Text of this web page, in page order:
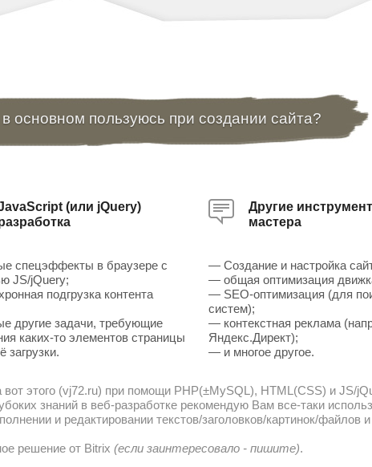
основном пользуюсь при создании сайта?
(или jQuery)
спецэффекты в браузере с
JS/jQuery;
подгрузка контента
другие задачи, требующие
каких-то элементов страницы
загрузки.
Другие
мастера
— Создание и настройка
— общая оптимизация
— SEO-оптимизация (для
систем);
— контекстная реклама
Яндекс.Директ);
— и многое другое.
вот этого (vj72.ru) при помощи PHP(±MySQL), HTML(CSS) и JS/
знаний в веб-разработке рекомендую Вам все-таки
и редактировании текстов/заголовков/картинок/файлов и
решение от Bitrix (если заинтересовало - пишите).